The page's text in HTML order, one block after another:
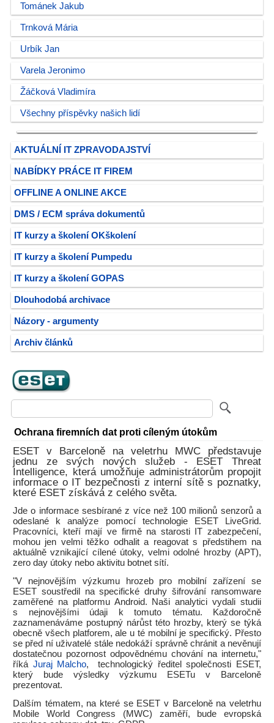
Tománek Jakub
Trnková Mária
Urbík Jan
Varela Jeronimo
Žáčková Vladimíra
Všechny příspěvky našich lidí
AKTUÁLNÍ IT ZPRAVODAJSTVÍ
NABÍDKY PRÁCE IT FIREM
OFFLINE A ONLINE AKCE
DMS / ECM správa dokumentů
IT kurzy a školení OKškolení
IT kurzy a školení Pumpedu
IT kurzy a školení GOPAS
Dlouhodobá archivace
Názory - argumenty
Archiv článků
Ochrana firemních dat proti cíleným útokům
ESET v Barceloně na veletrhu MWC představuje
jednu ze svých nových služeb - ESET Threat
Intelligence, která umožňuje administrátorům propojit
informace o IT bezpečnosti z interní sítě s poznatky,
které ESET získává z celého světa.
Jde o informace sesbírané z více než 100 milionů senzorů a
odeslané k analýze pomocí technologie ESET LiveGrid.
Pracovníci, kteří mají ve firmě na starosti IT zabezpečení,
mohou jen velmi těžko odhalit a reagovat s předstihem na
aktuálně vznikající cílené útoky, velmi odolné hrozby (APT),
zero day útoky nebo aktivitu botnet sítí.
"V nejnovějším výzkumu hrozeb pro mobilní zařízení se
ESET soustředil na specifické druhy šifrování ransomware
zaměřené na platformu Android. Naši analytici vydali studii
s nejnovějšími údaji k tomuto tématu. Každoročně
zaznamenáváme postupný nárůst této hrozby, který se týká
obecně všech platforem, ale u té mobilní je specifický. Přesto
se před ní uživatelé stále nedokáží správně chránit a nevěnují
dostatečnou pozornost odpovědnému chování na internetu,"
říká Juraj Malcho, technologický ředitel společnosti ESET,
který bude výsledky výzkumu ESETu v Barceloně
prezentovat.
Dalším tématem, na které se ESET v Barceloně na veletrhu
Mobile World Congress (MWC) zaměří, bude evropská